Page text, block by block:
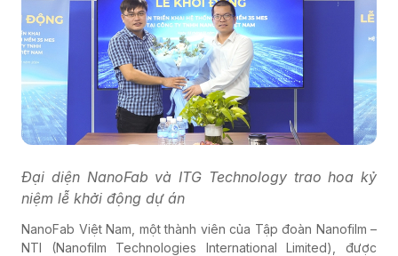
Đại diện NanoFab và ITG Technology trao hoa kỷ
niệm lễ khởi động dự án
NanoFab Việt Nam, một thành viên của Tập đoàn Nanofilm –
NTI (Nanofilm Technologies International Limited), được